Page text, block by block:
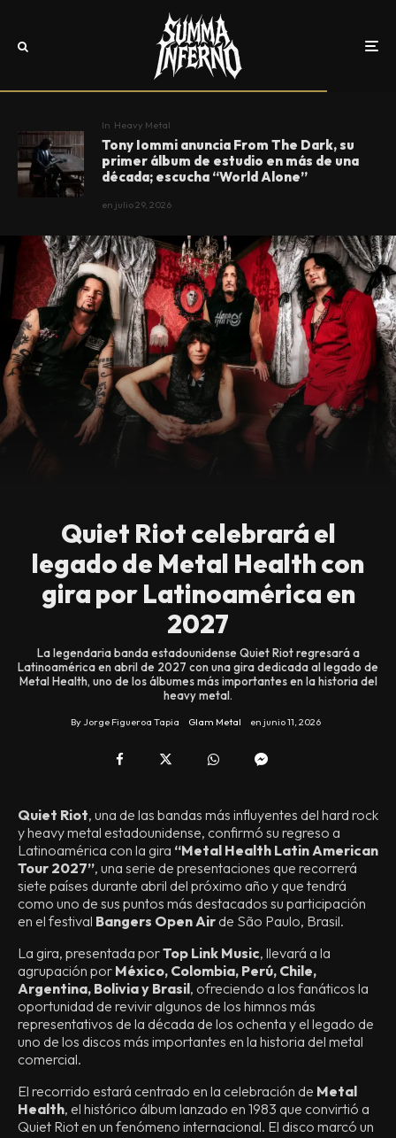
In Heavy Metal
Tony Iommi anuncia From The Dark, su
primer álbum de estudio en más de una
década; escucha “World Alone”
en julio 29, 2026
Quiet Riot celebrará el
legado de Metal Health con
gira por Latinoamérica en
2027
La legendaria banda estadounidense Quiet Riot regresará a
Latinoamérica en abril de 2027 con una gira dedicada al legado de
Metal Health, uno de los álbumes más importantes en la historia del
heavy metal.
By Jorge Figueroa Tapia Glam Metal en junio 11, 2026
Quiet Riot, una de las bandas más influyentes del hard rock
y heavy metal estadounidense, confirmó su regreso a
Latinoamérica con la gira “Metal Health Latin American
Tour 2027”, una serie de presentaciones que recorrerá
siete países durante abril del próximo año y que tendrá
como uno de sus puntos más destacados su participación
en el festival Bangers Open Air de São Paulo, Brasil.
La gira, presentada porTop Link Music, llevará a la
agrupación por México, Colombia, Perú, Chile,
Argentina, Bolivia y Brasil, ofreciendo a los fanáticos la
oportunidad de revivir algunos de los himnos más
representativos de la década de los ochenta y el legado de
uno de los discos más importantes en la historia del metal
comercial.
El recorrido estará centrado en la celebración de Metal
Health, el histórico álbum lanzado en 1983 que convirtió a
Quiet Riot en un fenómeno internacional. El disco marcó un